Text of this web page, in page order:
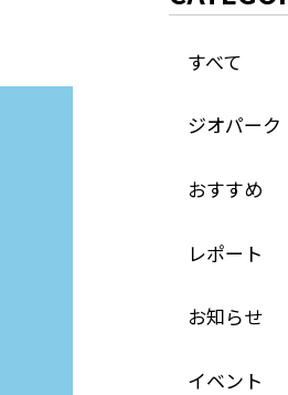
すべて
ジオパーク
おすすめ
レポート
お知らせ
イベント